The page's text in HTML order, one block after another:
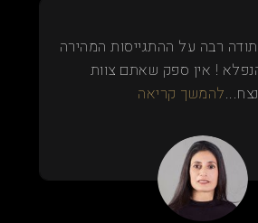
תודה רבה על ההתגייסות המהירה
! אין ספק שאתם צוות
להמשך קריאה